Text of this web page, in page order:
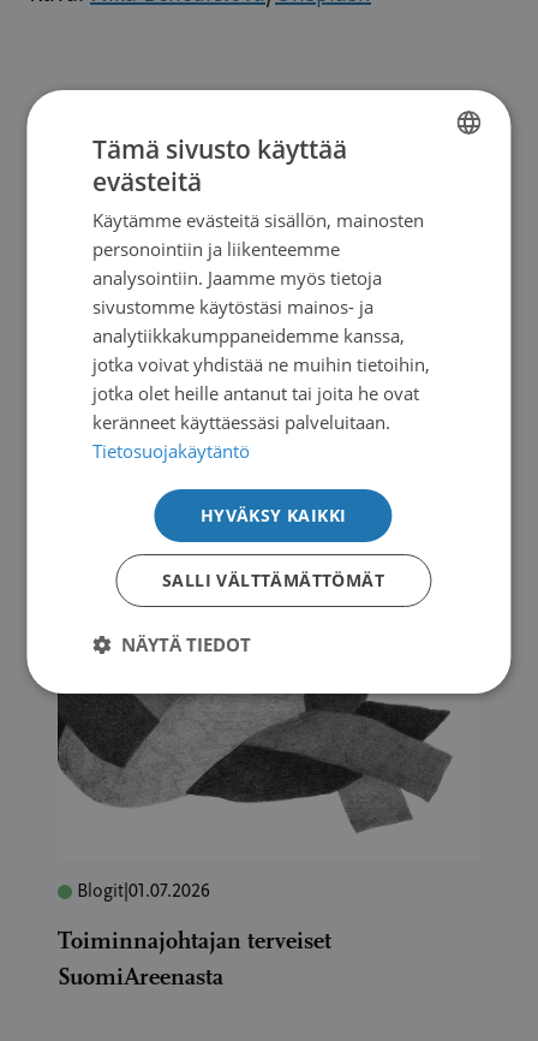
Blogit|10.07.2026
DiCE Masterclassissa asiaa
ruuansulatuskanavan syövistä
Blogit 01.07.2026
Toiminnajohtajan terveiset
SuomiAreenasta
SWEDISH
Tämä sivusto käyttää
evästeitä
Käytämme evästeitä sisällön, mainosten
personointiin ja liikenteemme
analysointiin. Jaamme myös tietoja
sivustomme käytöstäsi mainos- ja
analytiikkakumppaneidemme kanssa,
jotka voivat yhdistää ne muihin tietoihin,
jotka olet heille antanut tai joita he ovat
keränneet käyttäessäsi palveluitaan.
Tietosuojakäytäntö
HYVÄKSY KAIKKI
SALLI VÄLTTÄMÄTTÖMÄT
NÄYTÄ TIEDOT